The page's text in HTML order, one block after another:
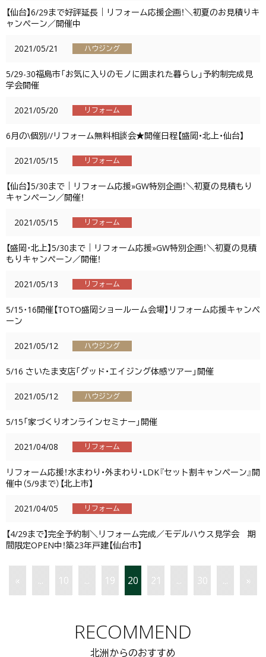
【仙台】6/29まで好評延長｜リフォーム応援企画！＼初夏のお見積りキ
ャンペーン／開催中
2021/05/21 ハウジング
5/29-30福島市「お気に入りのモノに囲まれた暮らし」予約制完成見
学会開催
2021/05/20 リフォーム
6月の\個別//リフォーム無料相談会★開催日程【盛岡・北上・仙台】
2021/05/15 リフォーム
【仙台】5/30まで｜リフォーム応援»GW特別企画！＼初夏の見積もり
キャンペーン／開催！
2021/05/15 リフォーム
【盛岡･北上】5/30まで｜リフォーム応援»GW特別企画！＼初夏の見積
もりキャンペーン／開催！
2021/05/13 リフォーム
5/15･16開催【TOTO盛岡ショールーム会場】リフォーム応援キャンペ
ーン
2021/05/12 ハウジング
5/16 さいたま支店「グッド・エイジング体感ツアー」開催
2021/05/12 ハウジング
5/15「家づくりオンラインセミナー」開催
2021/04/08 リフォーム
リフォーム応援！水まわり・外まわり・LDK『セット割キャンペーン』開
催中（5/9まで）【北上市】
2021/04/05 リフォーム
【4/29まで】完全予約制＼リフォーム完成／モデルハウス見学会 期
間限定OPEN中！築23年戸建【仙台市】
« ... 10 ... 19 20 21 ... 30 ... »
RECOMMEND
北洲からのおすすめ